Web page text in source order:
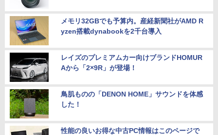
メモリ32GBでも予算内。産経新聞社がAMD R
yzen搭載dynabookを2千台導入
レイズのプレミアムカー向けブランドHOMUR
Aから「2×9R」が登場！
鳥肌ものの「DENON HOME」サウンドを体感
した！
性能の良いお得な中古PC情報はこのページで